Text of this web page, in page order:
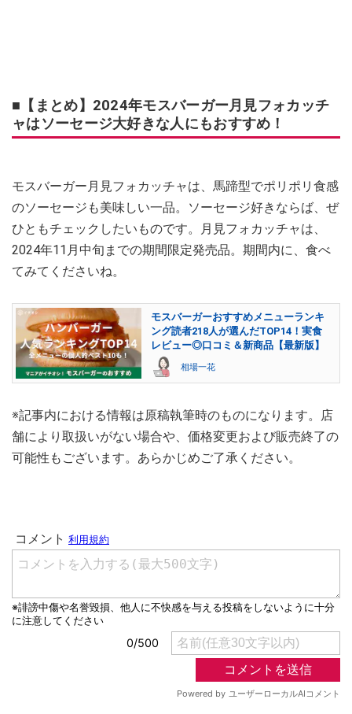
■【まとめ】2024年モスバーガー月見フォカッチ
ャはソーセージ大好きな人にもおすすめ！
モスバーガー月見フォカッチャは、馬蹄型でポリポリ食感
のソーセージも美味しい一品。ソーセージ好きならば、ぜ
ひともチェックしたいものです。月見フォカッチャは、
2024年11月中旬までの期間限定発売品。期間内に、食べ
てみてくださいね。
モスバーガーおすすめメニューランキ
ング読者218人が選んだTOP14！実食
レビュー◎口コミ＆新商品【最新版】
相場一花
※記事内における情報は原稿執筆時のものになります。店
舗により取扱いがない場合や、価格変更および販売終了の
可能性もございます。あらかじめご了承ください。